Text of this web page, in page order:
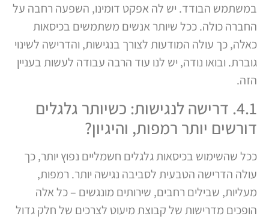
במשתמש הבודד. יש לה אפקט דומינו, השפעה רחבה על
החברה כולה. ככל שיותר אנשים משתמשים בכיסאות
כאלה, כך עולה המודעות לצורך בנגישות, והדרישה לשינוי
גוברת. ובואו נודה, יש לנו עוד הרבה עבודה לעשות בעניין
הזה.
4.1. דרישה לנגישות: כשיותר גלגלים
דורשים יותר רמפות, והיגיון?
ככל שהשימוש בכיסאות גלגלים חשמליים נפוץ יותר, כך
עולה הדרישה הטבעית לסביבה נגישה יותר. רמפות,
מעליות, שבילים רחבים, שירותים מונגשים – כל אלה
הופכים מדרישות של קבוצת מיעוט לצרכים של חלק גדול